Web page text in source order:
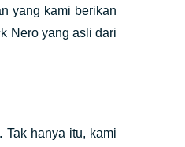
yang kami berikan
Nero yang asli dari
hanya itu, kami